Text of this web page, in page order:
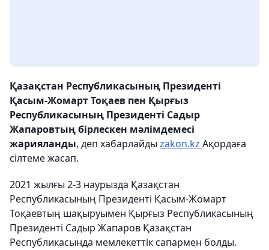
Қазақстан Республикасының Президенті
Қасым-Жомарт Тоқаев пен Қырғыз
Республикасының Президенті Садыр
Жапаровтың бірлескен мәлімдемесі
жарияланды, деп хабарлайды zakon.kz Ақордаға
сілтеме жасап.
2021 жылғы 2-3 наурызда Қазақстан
Республикасының Президенті Қасым-Жомарт
Тоқаевтың шақыруымен Қырғыз Республикасының
Президенті Садыр Жапаров Қазақстан
Республикасында мемлекеттік сапармен болды.